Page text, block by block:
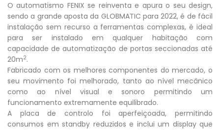
O automatismo FENIX se reinventa e apura o seu design,
sendo a grande aposta da GLOBMATIC para 2022, é de fácil
instalação sem recurso a ferramentas complexas, é ideal
para ser instalado em qualquer habitação com
capacidade de automatização de portas seccionadas até
20m2.
Fabricado com os melhores componentes do mercado, o
seu movimento foi melhorado, tanto ao nível mecânico
como ao nível visual e sonoro permitindo um
funcionamento extremamente equilibrado.
A placa de controlo foi aperfeiçoada, permitindo
consumos em standby reduzidos e inclui um display que